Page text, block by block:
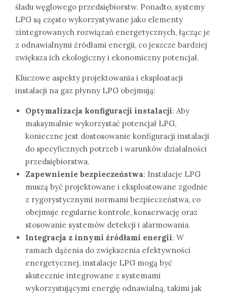
śladu węglowego przedsiębiorstw. Ponadto, systemy
LPG są często wykorzystywane jako elementy
zintegrowanych rozwiązań energetycznych, łącząc je
z odnawialnymi źródłami energii, co jeszcze bardziej
zwiększa ich ekologiczny i ekonomiczny potencjał.
Kluczowe aspekty projektowania i eksploatacji
instalacji na gaz płynny LPG obejmują:
Optymalizacja konfiguracji instalacji: Aby
maksymalnie wykorzystać potencjał LPG,
konieczne jest dostosowanie konfiguracji instalacji
do specyficznych potrzeb i warunków działalności
przedsiębiorstwa.
Zapewnienie bezpieczeństwa: Instalacje LPG
muszą być projektowane i eksploatowane zgodnie
z rygorystycznymi normami bezpieczeństwa, co
obejmuje regularne kontrole, konserwację oraz
stosowanie systemów detekcji i alarmowania.
Integracja z innymi źródłami energii: W
ramach dążenia do zwiększenia efektywności
energetycznej, instalacje LPG mogą być
skutecznie integrowane z systemami
wykorzystującymi energię odnawialną, takimi jak